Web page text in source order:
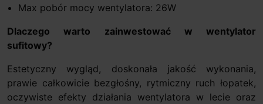
Max pobór mocy wentylatora: 26W
Dlaczego warto zainwestować w wentylator
sufitowy?
Estetyczny wygląd, doskonała jakość wykonania,
prawie całkowicie bezgłośny, rytmiczny ruch łopatek,
oczywiste efekty działania wentylatora w lecie oraz